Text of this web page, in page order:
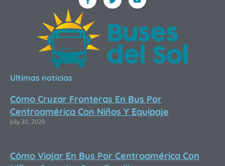
a
c
b
o
o
k
w
i
t
e
r
o
u
u
b
e
Ultimas noticias
Cómo Cruzar Fronteras En Bus Por
Centroamérica Con Niños Y Equipaje
July 30, 2026
Cómo Viajar En Bus Por Centroamérica Con